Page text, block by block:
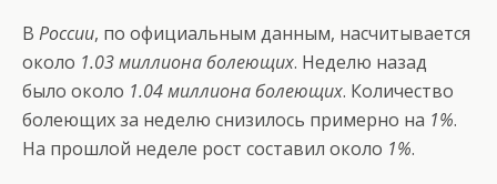
В России, по официальным данным, насчитывается
около 1.03 миллиона болеющих. Неделю назад
было около 1.04 миллиона болеющих. Количество
болеющих за неделю снизилось примерно на 1%.
На прошлой неделе рост составил около 1%.